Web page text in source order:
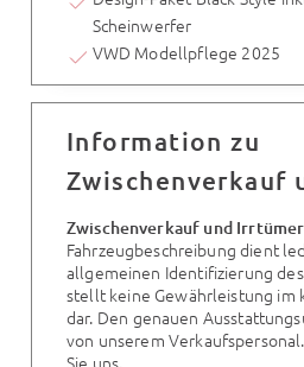
Scheinwerfer
VWD Modellpflege 2025
Information zu
Zwischenverkauf
Zwischenverkauf und
Fahrzeugbeschreibung dient
allgemeinen Identifizierung
stellt keine Gewährleistung im
dar. Den genauen
von unserem